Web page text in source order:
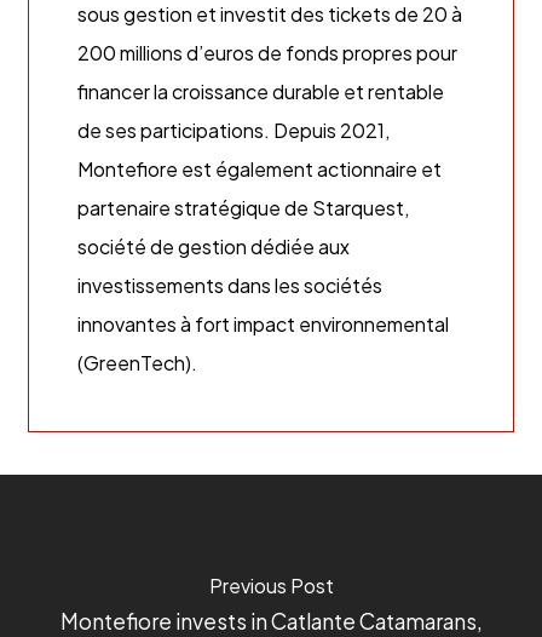
sous gestion et investit des tickets de 20 à
200 millions d’euros de fonds propres pour
financer la croissance durable et rentable
de ses participations. Depuis 2021,
Montefiore est également actionnaire et
partenaire stratégique de Starquest,
société de gestion dédiée aux
investissements dans les sociétés
innovantes à fort impact environnemental
(GreenTech).
Previous Post
Montefiore invests in Catlante Catamarans,